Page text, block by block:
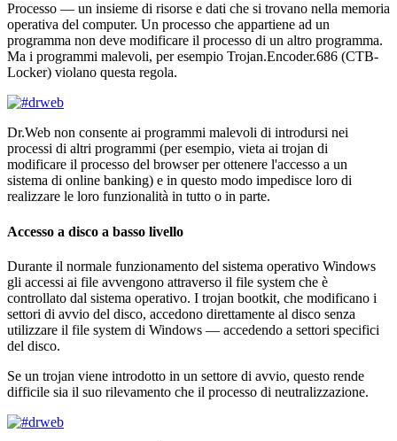
Processo — un insieme di risorse e dati che si trovano nella memoria
operativa del computer. Un processo che appartiene ad un
programma non deve modificare il processo di un altro programma.
Ma i programmi malevoli, per esempio Trojan.Encoder.686 (CTB-
Locker) violano questa regola.
Dr.Web non consente ai programmi malevoli di introdursi nei
processi di altri programmi (per esempio, vieta ai trojan di
modificare il processo del browser per ottenere l'accesso a un
sistema di online banking) e in questo modo impedisce loro di
realizzare le loro funzionalità in tutto o in parte.
Accesso a disco a basso livello
Durante il normale funzionamento del sistema operativo Windows
gli accessi ai file avvengono attraverso il file system che è
controllato dal sistema operativo. I trojan bootkit, che modificano i
settori di avvio del disco, accedono direttamente al disco senza
utilizzare il file system di Windows — accedendo a settori specifici
del disco.
Se un trojan viene introdotto in un settore di avvio, questo rende
difficile sia il suo rilevamento che il processo di neutralizzazione.